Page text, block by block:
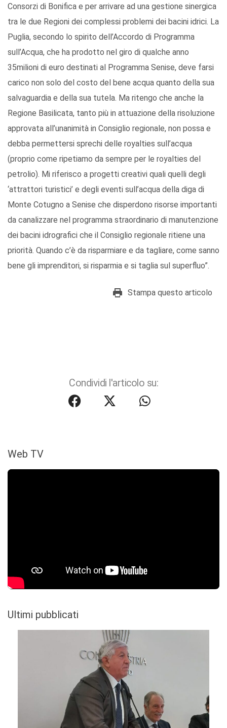
Consorzi di Bonifica e per arrivare ad una gestione sinergica
tra le due Regioni dei complessi problemi dei bacini idrici. La
Puglia, secondo lo spirito dell’Accordo di Programma
sull’Acqua, che ha prodotto nel giro di qualche anno
35milioni di euro destinati al Programma Senise, deve farsi
carico non solo del costo del bene acqua quanto della sua
salvaguardia e della sua tutela. Ma ritengo che anche la
Regione Basilicata, tanto più in attuazione della risoluzione
approvata all’unanimità in Consiglio regionale, non possa e
debba permettersi sprechi delle royalties sull’acqua
(proprio come ripetiamo da sempre per le royalties del
petrolio). Mi riferisco a progetti creativi quali quelli degli
‘attrattori turistici’ e degli eventi sull’acqua della diga di
Monte Cotugno a Senise che disperdono risorse importanti
da canalizzare nel programma straordinario di manutenzione
dei bacini idrografici che il Consiglio regionale ritiene una
priorità. Quando c’è da risparmiare e da tagliare, come sanno
bene gli imprenditori, si risparmia e si taglia sul superfluo”.
Stampa questo articolo
Condividi l'articolo su:
Web TV
Ultimi pubblicati